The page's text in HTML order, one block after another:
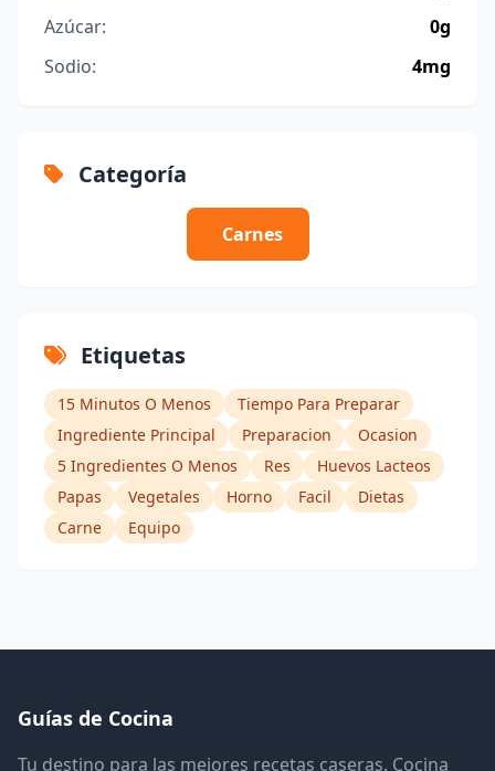
Azúcar:
0g
Sodio:
4mg
Categoría
Carnes
Etiquetas
15 Minutos O Menos
Tiempo Para Preparar
Ingrediente Principal
Preparacion
Ocasion
5 Ingredientes O Menos
Res
Huevos Lacteos
Papas
Vegetales Horno Facil
Dietas
Carne
Equipo
Guías de Cocina
Tu destino para las mejores recetas caseras. Cocina